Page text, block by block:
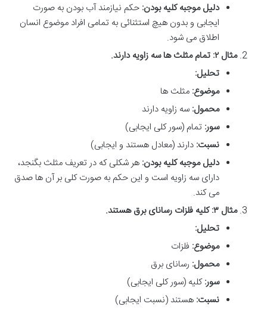
دلیل موجبه کلیه بودن: حکم نیازمند آب بودن به صورت
ایجابی و بدون هیچ استثنائی به تمامی افراد موضوع انسان
اطلاق می شود.
مثال ۲: تمام مثلث ها سه زاویه دارند.
تحلیل:
موضوع: مثلث ها
محمول: سه زاویه دارند
سور: تمام (سور کلی ایجابی)
نسبت: دارند (معادل هستند و ایجابی)
دلیل موجبه کلیه بودن: هر شکلی که در تعریف مثلث بگنجد،
دارای سه زاویه است و این حکم به صورت کلی بر آن ها صدق
می کند.
مثال ۳: کلیه فلزات رسانای برق هستند.
تحلیل:
موضوع: فلزات
محمول: رسانای برق
سور:کلیه (سور کلی ایجابی)
نسبت: هستند (نسبت ایجابی)